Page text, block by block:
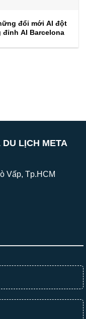
đổi mới AI đột
AI Barcelona
LỊCH META
Vấp, Tp.HCM